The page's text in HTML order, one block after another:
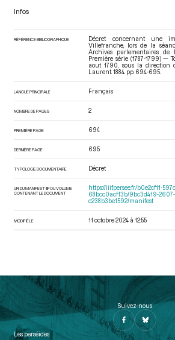
Infos
RÉFÉRENCE BIBLIOGRAPHIQUE
Décret concernant une
Villefranche, lors de la
Archives parlementaires
Première série (1787-1799) —
aout 1790
, sous la direction
Laurent. 1884. pp. 694-695.
LANGUE PRINCIPALE Français
NOMBRE DE PAGES 2
PREMIÈRE PAGE 694
DERNIÈRE PAGE 695
TYPOLOGIE DOCUMENTAIRE Décret
URI DU MANIFEST IIIF DU VOLUME
CONTENANT LE DOCUMENT
https://iiif.persee.fr/b0e2cf11-
68bcc0acf13b/9bc3d419-
c238b3be1592/manifest
MODIFIÉ LE 11 octobre 2024 à 12:55
Suivez-nous
Les perséides